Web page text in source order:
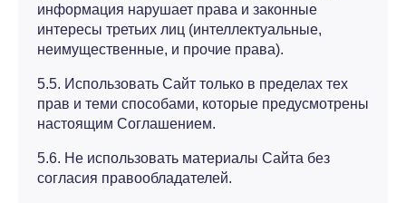
информация нарушает права и законные
интересы третьих лиц (интеллектуальные,
неимущественные, и прочие права).
5.5. Использовать Сайт только в пределах тех
прав и теми способами, которые предусмотрены
настоящим Соглашением.
5.6. Не использовать материалы Сайта без
согласия правообладателей.